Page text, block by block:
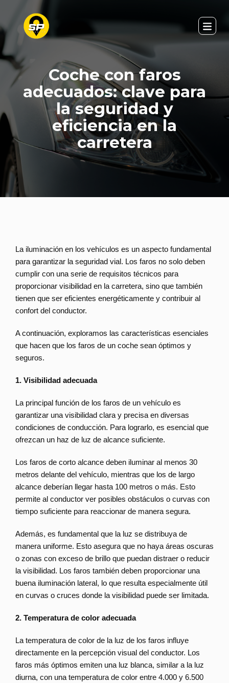
Coche con faros
adecuados: clave para
la seguridad y
eficiencia en la
carretera
La iluminación en los vehículos es un aspecto fundamental
para garantizar la seguridad vial. Los faros no solo deben
cumplir con una serie de requisitos técnicos para
proporcionar visibilidad en la carretera, sino que también
tienen que ser eficientes energéticamente y contribuir al
confort del conductor.
A continuación, exploramos las características esenciales
que hacen que los faros de un coche sean óptimos y
seguros.
1. Visibilidad adecuada
La principal función de los faros de un vehículo es
garantizar una visibilidad clara y precisa en diversas
condiciones de conducción. Para lograrlo, es esencial que
ofrezcan un haz de luz de alcance suficiente.
Los faros de corto alcance deben iluminar al menos 30
metros delante del vehículo, mientras que los de largo
alcance deberían llegar hasta 100 metros o más. Esto
permite al conductor ver posibles obstáculos o curvas con
tiempo suficiente para reaccionar de manera segura.
Además, es fundamental que la luz se distribuya de
manera uniforme. Esto asegura que no haya áreas oscuras
o zonas con exceso de brillo que puedan distraer o reducir
la visibilidad. Los faros también deben proporcionar una
buena iluminación lateral, lo que resulta especialmente útil
en curvas o cruces donde la visibilidad puede ser limitada.
2. Temperatura de color adecuada
La temperatura de color de la luz de los faros influye
directamente en la percepción visual del conductor. Los
faros más óptimos emiten una luz blanca, similar a la luz
diurna, con una temperatura de color entre 4.000 y 6.500